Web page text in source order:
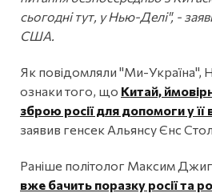
сьогодні тут, у Нью-Делі", -
США.
Як повідомляли "Ми-Україна",
ознаки того, що Китай,
зброю росії для допомоги у її
заявив генсек Альянсу Єнс
Раніше політолог Максим
вже бачить поразку росії та